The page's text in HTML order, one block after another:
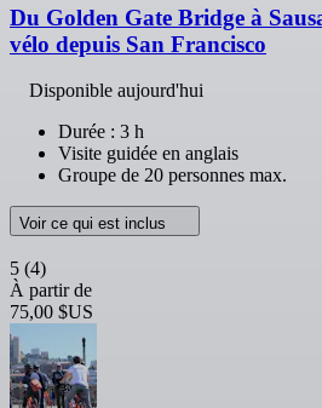
Du Golden Gate Bridge à
vélo depuis San Francisco
Disponible aujourd'hui
Durée : 3 h
Visite guidée en anglais
Groupe de 20 personnes max.
Voir ce qui est inclus
5 (4)
À partir de
75,00 $US